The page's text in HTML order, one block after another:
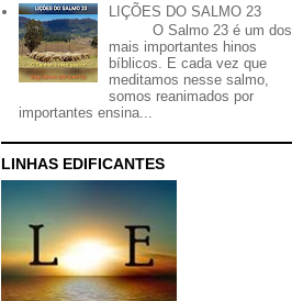
LIÇÕES DO SALMO 23
O Salmo 23 é um dos
mais importantes hinos
bíblicos. E cada vez que
meditamos nesse salmo,
somos reanimados por
importantes ensina...
LINHAS EDIFICANTES